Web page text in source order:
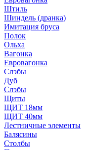
Штиль
Шиндель (дранка)
Имитация бруса
Полок
Ольха
Вагонка
Евровагонка
Слэбы
Дуб
Слэбы
Щиты
ЩИТ 18мм
ЩИТ 40мм
Лестничные элементы
Балясины
Столбы